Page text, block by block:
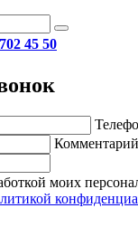
45 50
Комментарий
моих